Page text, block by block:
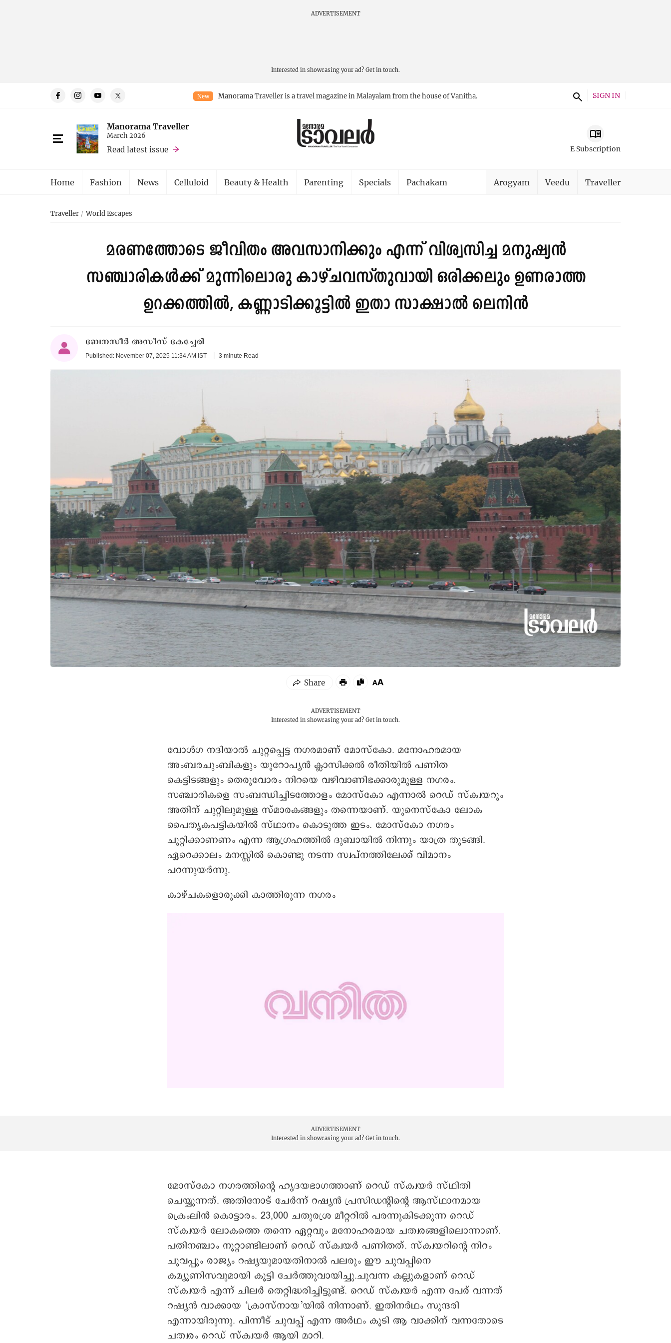
ADVERTISEMENT
Interested in showcasing your ad? Get in touch.
New Manorama Traveller is a travel magazine in Malayalam from the house of Vanitha. SIGN IN
Manorama Traveller
March 2026
Read latest issue E Subscription
Home Fashion News Celluloid Beauty & Health Parenting Specials Pachakam Arogyam Veedu Traveller
Traveller World Escapes
മരണത്തോടെ ജീവിതം അവസാനിക്കും എന്ന് വിശ്വസിച്ച മനുഷ്യൻ
സഞ്ചാരികൾക്ക് മുന്നിലൊരു കാഴ്ചവസ്തുവായി ഒരിക്കലും ഉണരാത്ത
ഉറക്കത്തിൽ, കണ്ണാടിക്കൂട്ടിൽ ഇതാ സാക്ഷാൽ ലെനിൻ
ബേനസീർ അസീസ് കേച്ചേരി
Published: November 07, 2025 11:34 AM IST 3 minute Read
ADVERTISEMENT
Interested in showcasing your ad? Get in touch.
വോൾഗ നദിയാൽ ചുറ്റപ്പെട്ട നഗരമാണ് മോസ്കോ. മനോഹരമായ
അംബരചുംബികളും യൂറോപ്യൻ ക്ലാസിക്കൽ രീതിയിൽ പണിത
കെട്ടിടങ്ങളും തെരുവോരം നിറയെ വഴിവാണിഭക്കാരുമുള്ള നഗരം.
സഞ്ചാരികളെ സംബന്ധിച്ചിടത്തോളം മോസ്കോ എന്നാൽ റെഡ് സ്ക്വയറും
അതിന് ചുറ്റിലുമുള്ള സ്മാരകങ്ങളും തന്നെയാണ്. യുനെസ്കോ ലോക
പൈതൃകപട്ടികയിൽ സ്ഥാനം കൊടുത്ത ഇടം. മോസ്കോ നഗരം
ചുറ്റിക്കാണണം എന്ന ആഗ്രഹത്തിൽ ദുബായിൽ നിന്നും യാത്ര തുടങ്ങി.
ഏറെക്കാലം മനസ്സിൽ കൊണ്ടു നടന്ന സ്വപ്നത്തിലേക്ക് വിമാനം
പറന്നുയർന്നു.
കാഴ്ചകളൊരുക്കി കാത്തിരുന്ന നഗരം
ADVERTISEMENT
Interested in showcasing your ad? Get in touch.
മോസ്കോ നഗരത്തിന്റെ ഹൃദയഭാഗത്താണ് റെഡ് സ്ക്വയർ സ്ഥിതി
ചെയ്യുന്നത്. അതിനോട് ചേർന്ന് റഷ്യൻ പ്രസിഡന്റിന്റെ ആസ്ഥാനമായ
ക്രെംലിൻ കൊട്ടാരം. 23,000 ചതുരശ്ര മീറ്ററിൽ പരന്നുകിടക്കുന്ന റെഡ്
സ്ക്വയർ ലോകത്തെ തന്നെ ഏറ്റവും മനോഹരമായ ചത്വരങ്ങളിലൊന്നാണ്.
പതിനഞ്ചാം നൂറ്റാണ്ടിലാണ് റെഡ് സ്ക്വയർ പണിതത്. സ്ക്വയറിന്റെ നിറം
ചുവപ്പും രാജ്യം റഷ്യയുമായതിനാൽ പലരും ഈ ചുവപ്പിനെ
കമ്യൂണിസവുമായി കൂട്ടി ചേർത്തുവായിച്ചു.ചുവന്ന കല്ലുകളാണ് റെഡ്
സ്ക്വയർ എന്ന് ചിലർ തെറ്റിദ്ധരിച്ചിട്ടുണ്ട്. റെഡ് സ്ക്വയർ എന്ന പേര് വന്നത്
റഷ്യൻ വാക്കായ ‘ക്രാസ്നായ’യിൽ നിന്നാണ്. ഇതിനർഥം സുന്ദരി
എന്നായിരുന്നു. പിന്നീട് ചുവപ്പ് എന്ന അർഥം കൂടി ആ വാക്കിന് വന്നതോടെ
ചത്വരം റെഡ് സ്ക്വയർ ആയി മാറി.